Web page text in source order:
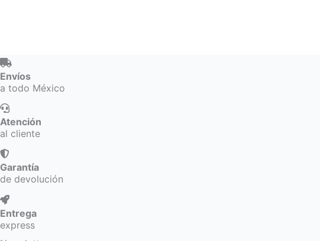
Envíos
a todo México
Atención
al cliente
Garantía
de devolución
Entrega
express